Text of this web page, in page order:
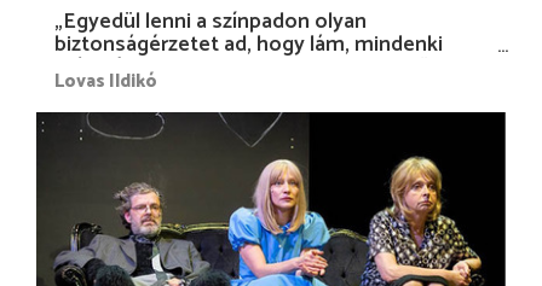
„Egyedül lenni a színpadon olyan
biztonságérzetet ad, hogy lám, mindenki
más nélkül is megvagyok magammal…”
Lovas Ildikó